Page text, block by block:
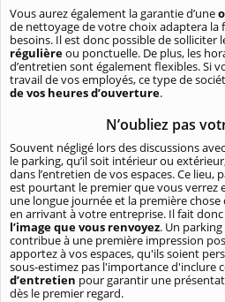
Vous aurez également la garantie d’une
de nettoyage de votre choix adaptera la
besoins. Il est donc possible de solliciter
régulièreou ponctuelle. De plus, les
d’entretien sont également flexibles. Si
travail de vos employés, ce type de
de vos heures d’ouverture.
N’oubliez pas
Souvent négligé lors des discussions
le parking, qu’il soit intérieur ou
dans l’entretien de vos espaces. Ce lieu,
est pourtant le premier que vous verrez
une longue journée et la première
en arrivant à votre entreprise. Il fait donc
l’image que vous renvoyez. Un
contribue à une première impression
apportez à vos espaces, qu'ils soient
sous-estimez pas l'importance d'inclure
d’entretien pour garantir une
dès le premier regard.